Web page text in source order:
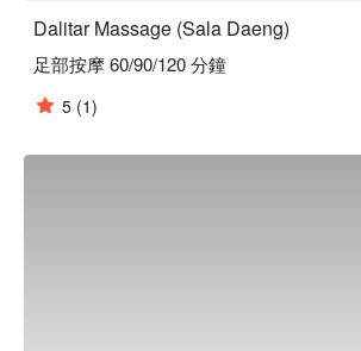
Dalitar Massage (Sala Daeng)
足部按摩 60/90/120 分鐘
5 (1)